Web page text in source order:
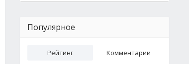
Популярное
Рейтинг Комментарии